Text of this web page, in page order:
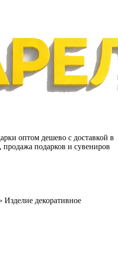
оптом дешево с доставкой в
подарков и сувениров
Изделие декоративное